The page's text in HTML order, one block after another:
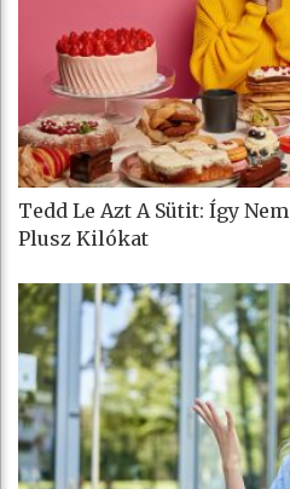
Tedd Le Azt A Sütit: Így
Plusz Kilókat